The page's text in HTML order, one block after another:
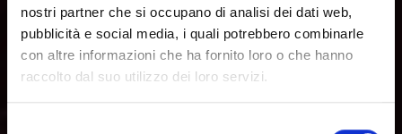
nostri partner che si occupano di analisi dei dati web,
pubblicità e social media, i quali potrebbero combinarle
con altre informazioni che ha fornito loro o che hanno
raccolto dal suo utilizzo dei loro servizi.